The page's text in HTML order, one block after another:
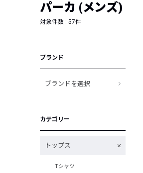
新着アイテム
編集部のおすすめアイテム
セール
パーカ (メンズ)
対象件数 : 57件
ブランド
ブランドを選択
カテゴリー
トップス
Tシャツ